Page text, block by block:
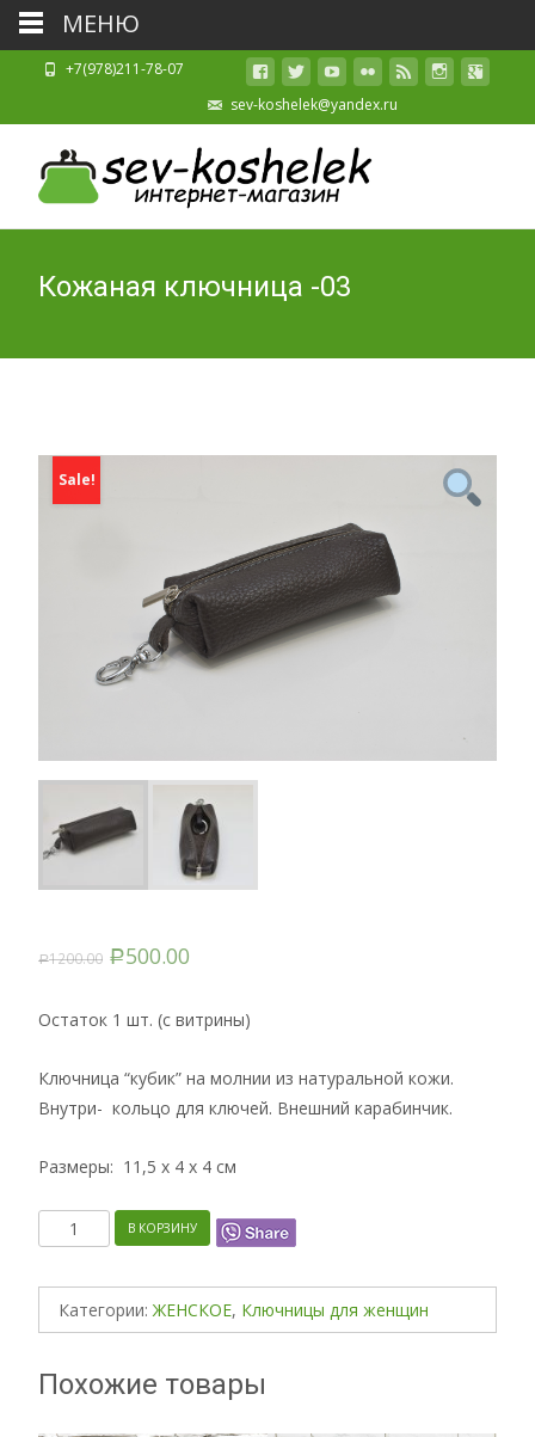
+7(978)211-78-07
sev-koshelek@yandex.ru
Кожаная ключница -03
Sale!
Р1200.00 Р500.00
Остаток 1 шт. (с витрины)
Ключница “кубик” на молнии из натуральной кожи.
Внутри- кольцо для ключей. Внешний карабинчик.
Размеры: 11,5 x 4 x 4 см
КоличествоВ КОРЗИНУ
Категории:ЖЕНСКОЕ, Ключницы для женщин
Похожие товары
МЕНЮ